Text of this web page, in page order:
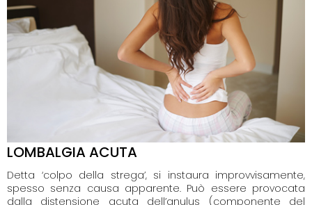
LOMBALGIA ACUTA
Detta ‘colpo della strega’, si instaura improvvisamente,
spesso senza causa apparente. Può essere provocata
dalla distensione acuta dell’anulus (componente del